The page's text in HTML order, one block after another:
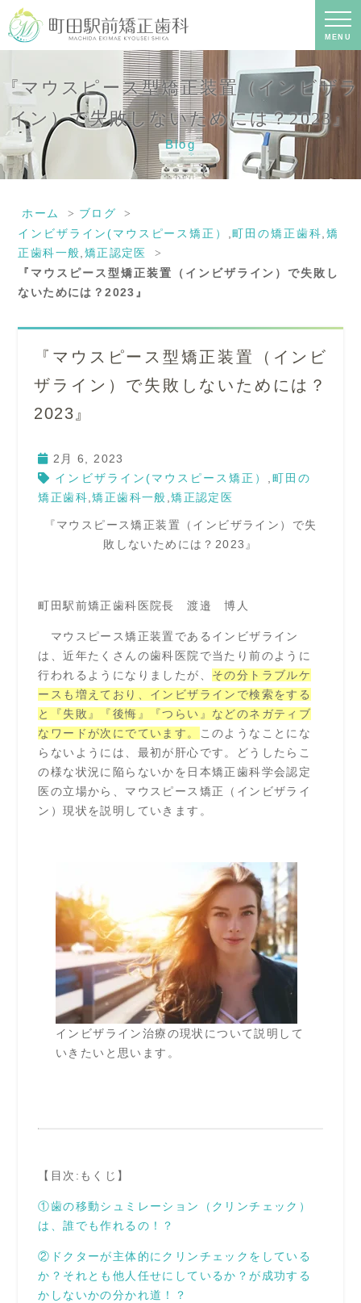
MENU
『マウスピース型矯正装置（インビザ
ライン）で失敗しないためには？
2023』｜町田の矯正歯科専門の歯科医
院｜土日診療-町田駅前矯正歯科
『マウスピース型矯正装置（インビザラ
イン）で失敗しないためには？2023』
Blog
ホーム
ブログ
インビザライン(マウスピース矯正）
,町田の矯正歯科 矯
正歯科一般 矯正認定医
『マウスピース型矯正装置（インビザライン）で失敗し
ないためには？2023』
『マウスピース型矯正装置（インビ
ザライン）で失敗しないためには？
2023』
2月 6, 2023
インビザライン(マウスピース矯正）
町田の
矯正歯科 ,矯正歯科一般 ,矯正認定医
『マウスピース矯正装置（インビザライン）で失
敗しないためには？2023』
町田駅前矯正歯科医院長 渡邉 博人
マウスピース矯正装置であるインビザライン
は、近年たくさんの歯科医院で当たり前のように
行われるようになりましたが、 その分トラブルケ
ースも増えており、インビザラインで検索をする
と『失敗』『後悔』『つらい』などのネガティブ
なワードが次にでています。
このようなことにな
らないようには、最初が肝心です。どうしたらこ
の様な状況に陥らないかを日本矯正歯科学会認定
医の立場から、マウスピース矯正（インビザライ
ン）現状を説明していきます。
インビザライン治療の現状について説明して
いきたいと思います。
【目次:もくじ】
①歯の移動シュミレーション（クリンチェック）
は、誰でも作れるの ！？
②ドクターが主体的にクリンチェックをしている
か？それとも他人任せにしているか？が成功する
かしないかの分かれ道！？